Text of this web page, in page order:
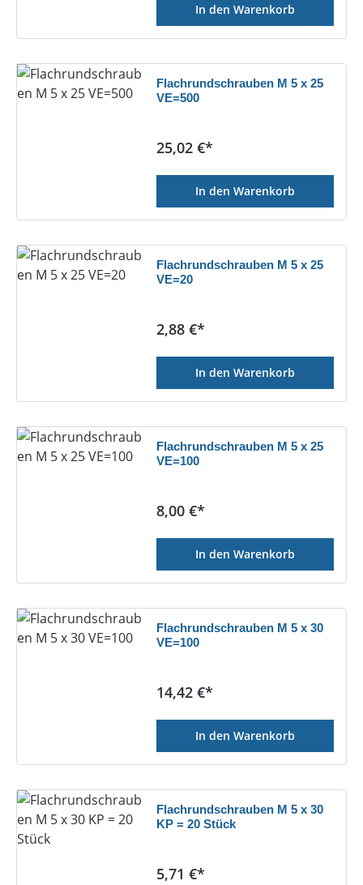
In den Warenkorb
Flachrundschrauben M 5 x 25
VE=500
Regulärer Preis:
25,02 €*
In den Warenkorb
Flachrundschrauben M 5 x 25
VE=20
Regulärer Preis:
2,88 €*
In den Warenkorb
Flachrundschrauben M 5 x 25
VE=100
Regulärer Preis:
8,00 €*
In den Warenkorb
Flachrundschrauben M 5 x 30
VE=100
Regulärer Preis:
14,42 €*
In den Warenkorb
Flachrundschrauben M 5 x 30
KP = 20 Stück
Regulärer Preis:
5,71 €*